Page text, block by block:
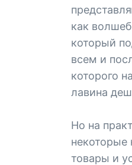
как
который
всем и
которого
лавина
Но на
некоторые
товары и